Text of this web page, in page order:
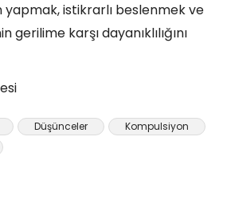
istikrarlı beslenmek ve
karşı dayanıklılığını
Düşünceler
Kompulsiyon